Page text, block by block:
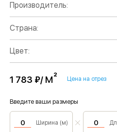
Производитель:
Страна:
Цвет:
1 783 ₽/ м² Цена на отрез
Введите ваши размеры
Ширина (м)